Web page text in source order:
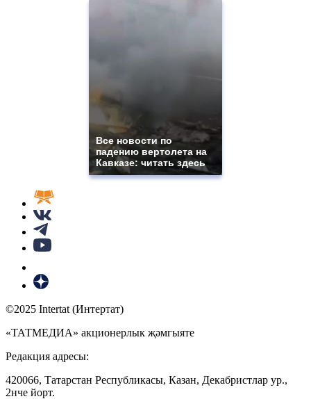
Все новости по
падению вертолета на
Кавказе: читать здесь
©2025 Intertat (Интертат)
«ТАТМЕДИА» акционерлык җәмгыяте
Редакция адресы:
420066, Татарстан Республикасы, Казан, Декабристлар ур.,
2нче йорт.